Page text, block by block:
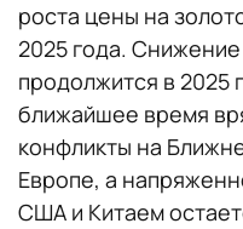
роста цены на
2025 года.
продолжится в 2025
ближайшее время
конфликты на
Европе, а
США и Китаем